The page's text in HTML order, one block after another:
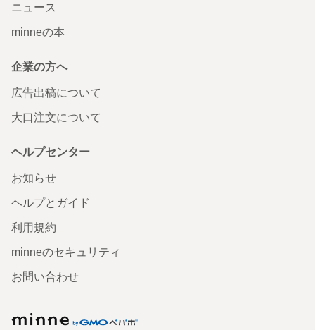
ニュース
minneの本
企業の方へ
広告出稿について
大口注文について
ヘルプセンター
お知らせ
ヘルプとガイド
利用規約
minneのセキュリティ
お問い合わせ